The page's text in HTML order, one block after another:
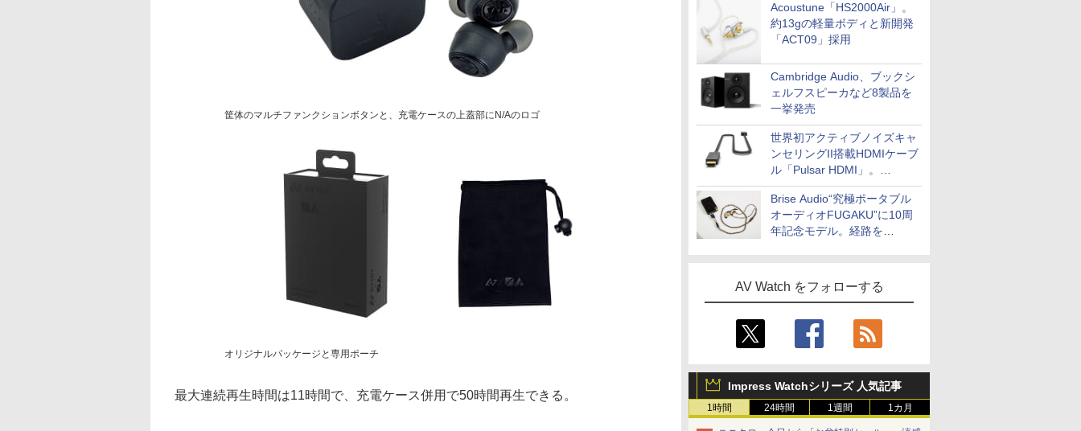
Acoustune「HS2000Air」。
約13gの軽量ボディと新開発
「ACT09」採用
Cambridge Audio、ブックシ
ェルフスピーカなど8製品を
一挙発売
世界初アクティブノイズキャ
ンセリングII搭載HDMIケーブ
ル「Pulsar HDMI」。
SilentPowerから
Brise Audio“究極ポータブル
オーディオFUGAKU”に10周
年記念モデル。経路を
AV Watch をフォローする
Impress Watchシリーズ 人気記事
1時間 24時間 1週間 1カ月
筐体のマルチファンクションボタンと、充電ケースの上蓋部にN/Aのロゴ
オリジナルパッケージと専用ポーチ
最大連続再生時間は11時間で、充電ケース併用で50時間再生できる。